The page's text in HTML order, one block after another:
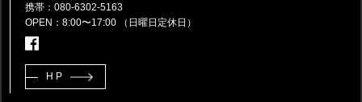
携帯：080-6302-5163
OPEN：8:00〜17:00 （日曜日定休日）
HP